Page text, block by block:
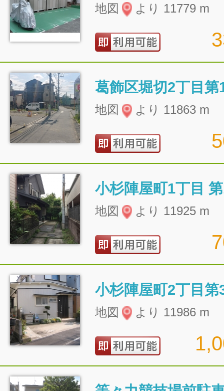
地図 より 11779 m
葛飾区堀切2丁目第
地図 より 11863 m
小杉陣屋町1丁目
地図 より 11925 m
小杉陣屋町2丁目第
地図 より 11986 m